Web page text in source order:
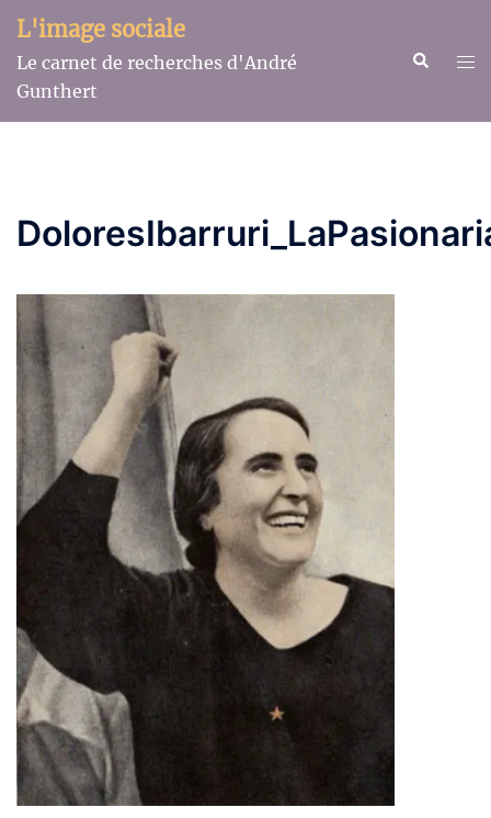
Aller
au
contenu
L'image sociale
Le carnet de recherches d'André
Gunthert